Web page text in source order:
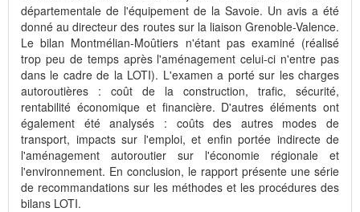
départementale de l'équipement de la Savoie. Un avis a été
donné au directeur des routes sur la liaison Grenoble-Valence.
Le bilan Montmélian-Moûtiers n'étant pas examiné (réalisé
trop peu de temps après l'aménagement celui-ci n'entre pas
dans le cadre de la LOTI). L'examen a porté sur les charges
autoroutières : coût de la construction, trafic, sécurité,
rentabilité économique et financière. D'autres éléments ont
également été analysés : coûts des autres modes de
transport, impacts sur l'emploi, et enfin portée indirecte de
l'aménagement autoroutier sur l'économie régionale et
l'environnement. En conclusion, le rapport présente une série
de recommandations sur les méthodes et les procédures des
bilans LOTI.